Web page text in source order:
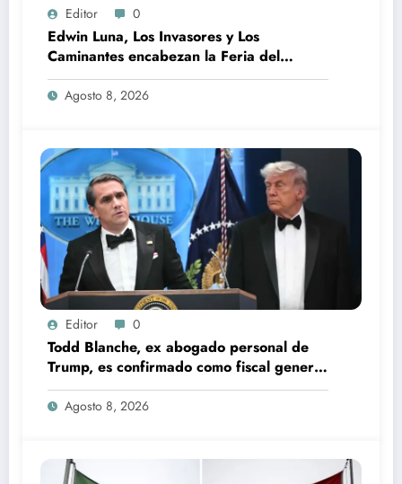
Editor 0
Edwin Luna, Los Invasores y Los
Caminantes encabezan la Feria del
Durazno en Tetela de Ocampo
Agosto 8, 2026
Editor 0
Todd Blanche, ex abogado personal de
Trump, es confirmado como fiscal general
de EU
Agosto 8, 2026